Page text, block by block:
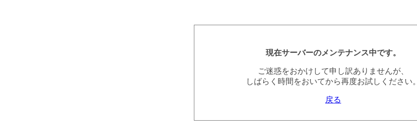
現在サーバーのメンテナンス中です。
ご迷惑をおかけして申し訳ありませんが、
しばらく時間をおいてから再度お試しください。
戻る